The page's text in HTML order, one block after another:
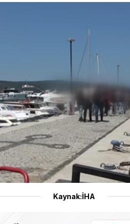
Kaynak:İHA